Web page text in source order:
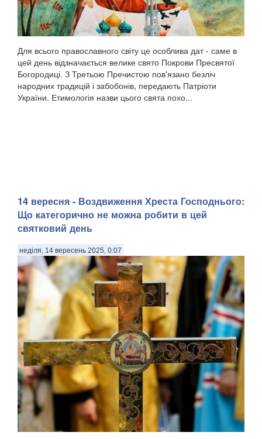
Для всього православного світу це особлива дат - саме в
цей день відзначається велике свято Покрови Пресвятої
Богородиці. З Третьою Пречистою пов'язано безліч
народних традицій і забобонів, передають Патріоти
України. Етимологія назви цього свята похо...
14 вересня - Воздвиження Хреста Господнього:
Що категорично не можна робити в цей
святковий день
неділя, 14 вересень 2025, 0:07